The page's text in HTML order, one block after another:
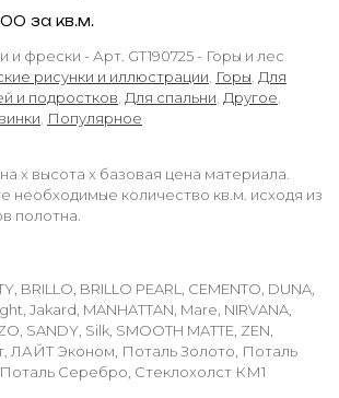
за кв.м.
фрески - Арт. GT190725 - Горы и лес
рисунки и иллюстрации, Горы, Для
и подростков, Для спальни, Другое,
, Популярное
х высота х базовая цена материала.
необходимые количество кв.м. исходя из
полотна.
BRILLO, BRILLO PEARL, CEMENTO, DUNA,
Jakard, MANHATTAN, Mare, NIRVANA,
SANDY, Silk, SMOOTH MATTE, ZEN,
ЛАЙТ Эконом, Поталь Золото, Поталь
Серебро, Стеклохолст КМ1